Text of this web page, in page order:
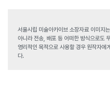
서울시립 미술아카이브 소장자료 이미지
아니라 전송, 배포 등 어떠한 방식으로도
영리적인 목적으로 사용할 경우 원작자에
다.